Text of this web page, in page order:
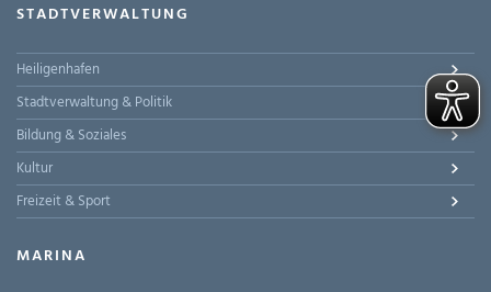
STADTVERWALTUNG
Heiligenhafen
Stadtverwaltung & Politik
Bildung & Soziales
Kultur
Freizeit & Sport
MARINA